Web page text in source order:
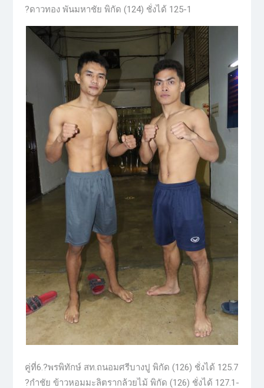
?ดาวทอง พันมหาชัย พิกัด (124) ชั่งได้ 125-1
คู่ที่6.?พรพิทักษ์ สท.ถนอมศรีบางปู พิกัด (126) ชั่งได้ 125.7
?กำชัย ข้าวหอมมะลิตรากล้วยไม้ พิกัด (126) ชั่งได้ 127.1-